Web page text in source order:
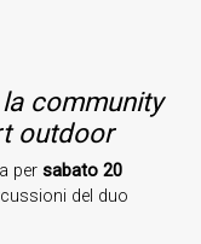
community
outdoor
per sabato 20
del duo